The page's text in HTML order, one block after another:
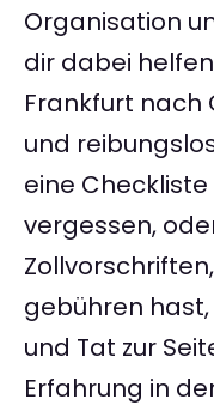
Organisation
dir dabei
Frankfurt nach
und
eine
vergessen,
gebühren
und Tat zur
Erfahrung in